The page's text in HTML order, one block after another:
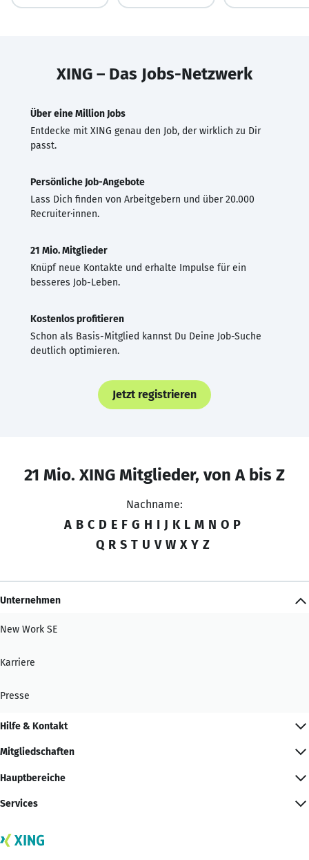
XING – Das Jobs-Netzwerk
Über eine Million Jobs
Entdecke mit XING genau den Job, der wirklich zu Dir
passt.
Persönliche Job-Angebote
Lass Dich finden von Arbeitgebern und über 20.000
Recruiter·innen.
21 Mio. Mitglieder
Knüpf neue Kontakte und erhalte Impulse für ein
besseres Job-Leben.
Kostenlos profitieren
Schon als Basis-Mitglied kannst Du Deine Job-Suche
deutlich optimieren.
Jetzt registrieren
21 Mio. XING Mitglieder, von A bis Z
Nachname:
A B C D E F G H I J K L M N O P
Q R S T U V W X Y Z
Unternehmen
New Work SE
Karriere
Presse
Hilfe & Kontakt
Mitgliedschaften
Hauptbereiche
Services